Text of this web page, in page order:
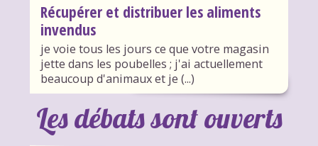
Récupérer et distribuer les aliments
invendus
je voie tous les jours ce que votre magasin
jette dans les poubelles ; j'ai actuellement
beaucoup d'animaux et je (...)
Les débats sont ouverts